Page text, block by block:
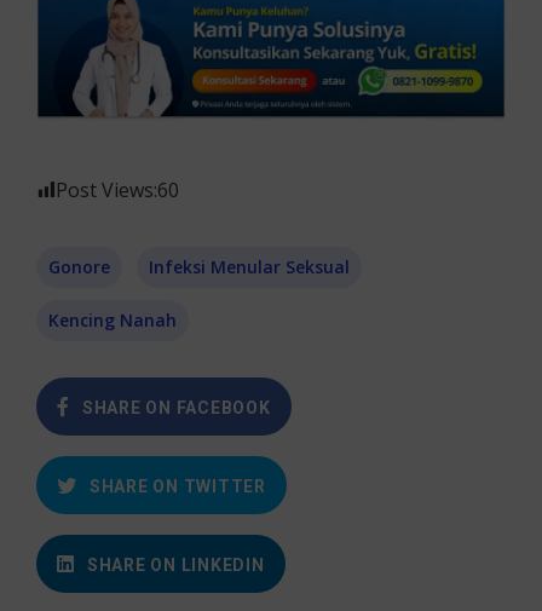
Post Views:60
Gonore Infeksi Menular Seksual
Kencing Nanah
SHARE ON FACEBOOK
SHARE ON TWITTER
SHARE ON LINKEDIN